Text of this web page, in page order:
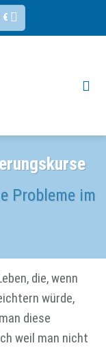
€
Probleme im
die, wenn
würde,
diese
weil man nicht